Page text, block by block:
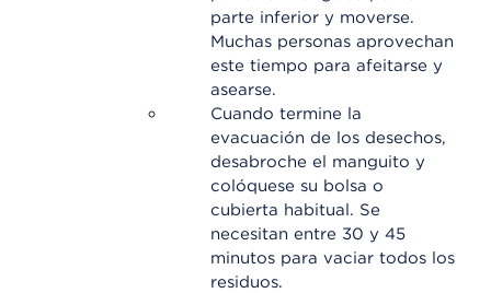
parte inferior y moverse.
Muchas personas aprovechan
este tiempo para afeitarse y
asearse.
Cuando termine la
evacuación de los desechos,
desabroche el manguito y
colóquese su bolsa o
cubierta habitual. Se
necesitan entre 30 y 45
minutos para vaciar todos los
residuos.